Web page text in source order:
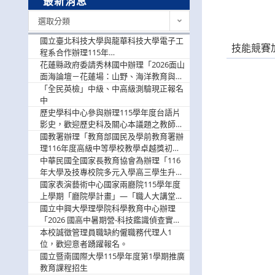
技能競賽
選取分類
國立臺北科技大學與龍華科技大學電子工
程系合作辦理115年
「115.08.10~08.12「AI賦能應用於智慧半
導體研習營」，歡迎學生踴躍報名參加
花蓮縣政府委請秀林國中辦理「2026面山
面海論壇－花蓮場：山野、海洋教育與戶
外安全實務課程」，歡迎踴躍報名參加
「全民英檢」中級、中高級測驗現正報名
中
歷史學科中心參與辦理115學年度台語片
影史，歡迎歷史科及關心本議題之教師踴
躍報名參加
國教署辦理「教育部國民及學前教育署辦
理116年度高級中等學校教學卓越獎初選
實施計畫」，鼓勵教師踴躍報名
中華民國全國家長教育協會為辦理「116
年大學及技專校院多元入學高三學生升學
輔導家長說明會」
國家表演藝術中心國家兩廳院115學年度
上學期「廳院學計畫」—「職人大講堂」
及「一日體驗課程」，鼓勵踴躍報名參
與。
國立中興大學理學院科學教育中心辦理
「2026 國高中暑期營-科技鑑識偵查實戰
營」活動資訊，鼓勵學生踴躍報名參加。
本校誠徵管理員職缺約僱職務代理人1
位，歡迎意者踴躍報名。
國立暨南國際大學115學年度第1學期推廣
教育課程招生